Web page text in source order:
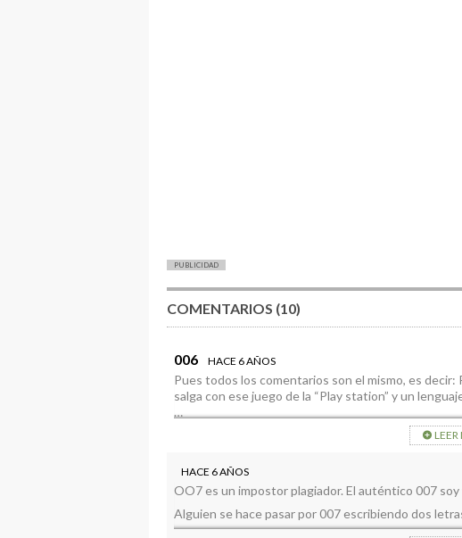
PUBLICIDAD
COMENTARIOS (10)
006 HACE 6 AÑOS
Pues todos los comentarios son el mismo, es decir:
salga con ese juego de la “Play station” y un
…
Póngase serio, al menos en este medio, siempre
central del hilo, la noticia o lo que proceda. ¡Qué
LEER
HACE 6 AÑOS
OO7 es un impostor plagiador. El auténtico 007 soy
Alguien se hace pasar por 007 escribiendo dos